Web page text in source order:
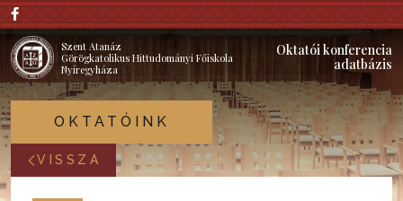
Szent Atanáz
Görögkatolikus Hittudományi Főiskola
Nyíregyháza
Oktatói konferencia
adatbázis
OKTATÓINK
VISSZA